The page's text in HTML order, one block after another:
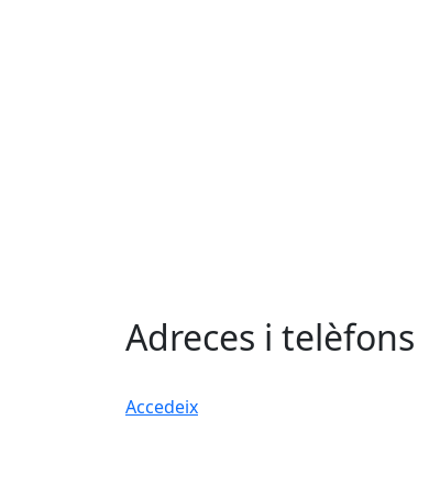
Adreces i telèfons
Accedeix